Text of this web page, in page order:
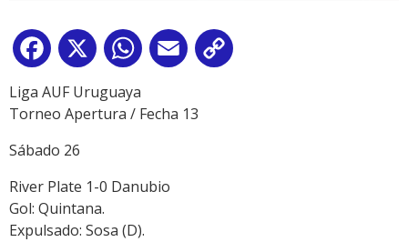
Facebook
X WhatsApp
Email
Liga AUF Uruguaya
Torneo Apertura / Fecha 13
Sábado 26
River Plate 1-0 Danubio
Gol: Quintana.
Expulsado: Sosa (D).